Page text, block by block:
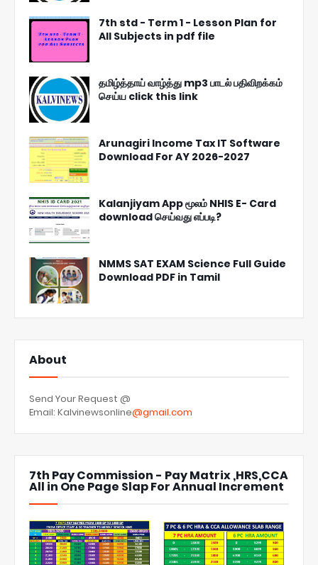
7th std - Term 1 - Lesson Plan for
All Subjects in pdf file
தமிழ்த்தாய் வாழ்த்து mp3 பாடல் பதிவிறக்கம்
செய்ய click this link
Arunagiri Income Tax IT Software
Download For AY 2026-2027
Kalanjiyam App மூலம் NHIS E- Card
download செய்வது எப்படி?
NMMS SAT EXAM Science Full Guide
Download PDF in Tamil
About
Send Your Request @
Email: Kalvinewsonline@gmail.com
7th Pay Commission - Pay Matrix ,HRS,CCA
All in One Page Slap For Annual Increment